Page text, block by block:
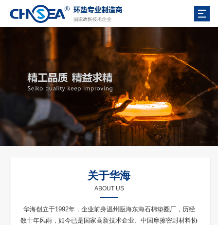
关于华海
ABOUT US
华海创立于1992年，企业前身温州瓯海东海石棉垫圈厂，历经
数十年风雨，如今已是国家高新技术企业、中国摩擦密封材料协